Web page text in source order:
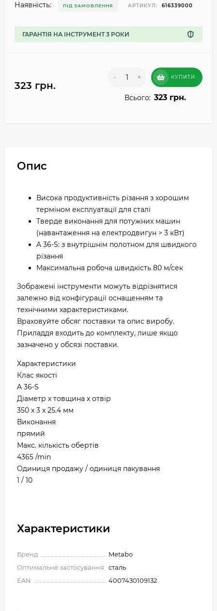
Наявність: ПІД ЗАМОВЛЕННЯ АРТИКУЛ: 616339000
ГАРАНТІЯ НА ІНСТРУМЕНТ 3 РОКИ
323 грн.
- + КУПИТИ
Всього: 323 грн.
Опис
Висока продуктивність різання з хорошим
терміном експлуатації для сталі
Тверде виконання для потужних машин
(навантаження на електродвигун > 3 кВт)
A 36-S: з внутрішнім полотном для швидкого
різання
Максимальна робоча швидкість 80 м/сек
Зображені інструменти можуть відрізнятися
залежно від конфігурації оснащенням та
технічними характеристиками.
Враховуйте обсяг поставки та опис виробу.
Приладдя входить до комплекту, лише якщо
зазначено у обсязі поставки.
Характеристики
Клас якості
A 36-S
Діаметр х товщина х отвір
350 x 3 x 25.4 мм
Виконання
прямий
Макс. кількість обертів
4365 /min
Одиниця продажу / одиниця пакування
1 / 10
Характеристики
Бренд
Metabo
Оптимальне застосування
сталь
EAN
4007430109132